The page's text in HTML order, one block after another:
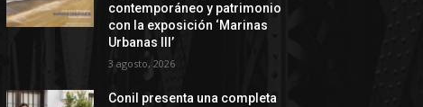
contemporáneo y patrimonio
con la exposición ‘Marinas
Urbanas III’
3 agosto, 2026
Conil presenta una completa